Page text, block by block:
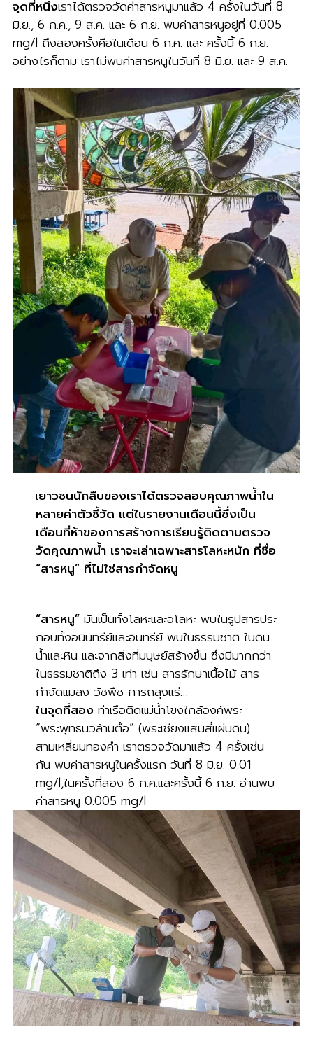
จุดที่หนึ่งเราได้ตรวจวัดค่าสารหนูมาแล้ว 4 ครั้งในวันที่ 8
มิ.ย., 6 ก.ค., 9 ส.ค. และ 6 ก.ย. พบค่าสารหนูอยู่ที่ 0.005
mg/l ถึงสองครั้งคือในเดือน 6 ก.ค. และ ครั้งนี้ 6 ก.ย.
อย่างไรก็ตาม เราไม่พบค่าสารหนูในวันที่ 8 มิ.ย. และ 9 ส.ค.
เยาวชนนักสืบของเราได้ตรวจสอบคุณภาพน้ำใน
หลายค่าตัวชี้วัด แต่ในรายงานเดือนนี้ซึ่งเป็น
เดือนที่ห้าของการสร้างการเรียนรู้ติดตามตรวจ
วัดคุณภาพน้ำ เราจะเล่าเฉพาะสารโลหะหนัก ที่ชื่อ
“สารหนู” ที่ไม่ใช่สารกำจัดหนู
“สารหนู”มันเป็นทั้งโลหะและอโลหะ พบในรูปสารประ
กอบทั้งอนินทรีย์และอินทรีย์ พบในธรรมชาติ ในดิน
น้ำและหิน และจากสิ่งที่มนุษย์สร้างขึ้น ซึ่งมีมากกว่า
ในธรรมชาติถึง 3 เท่า เช่น สารรักษาเนื้อไม้ สาร
กำจัดแมลง วัชพืช การถลุงแร่…
ในจุดที่สองท่าเรือติดแม่น้ำโขงใกล้องค์พระ
“พระพุทธนวล้านตื้อ” (พระเชียงแสนสี่แผ่นดิน)
สามเหลี่ยมทองคำ เราตรวจวัดมาแล้ว 4 ครั้งเช่น
กัน พบค่าสารหนูในครั้งแรก วันที่ 8 มิ.ย. 0.01
mg/l,ในครั้งที่สอง 6 ก.ค.และครั้งนี้ 6 ก.ย. อ่านพบ
ค่าสารหนู 0.005 mg/l